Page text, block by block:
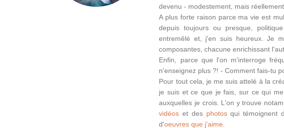
devenu - modestement, mais
A plus forte raison parce ma vie est
depuis toujours ou presque,
entremêlé et, j'en suis heureux. Je
composantes, chacune enrichissant
Enfin, parce que l'on m'interroge
n'enseignez plus ?! - Comment fais-tu
Pour tout cela, je me suis attelé à la
je suis et ce que je fais, sur ce qui
auxquelles je crois. L'on y trouve
vidéos et des photosqui témoignent
d'oeuvres que j'aime